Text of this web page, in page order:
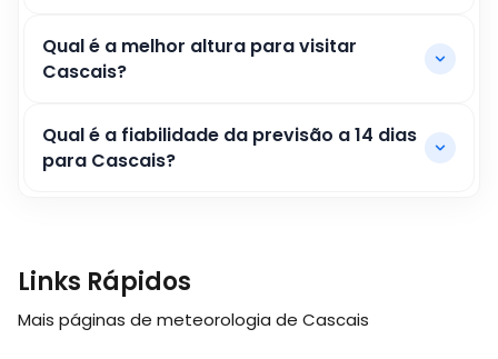
Qual é a melhor altura para visitar
Cascais?
Qual é a fiabilidade da previsão a 14 dias
para Cascais?
Links Rápidos
Mais páginas de meteorologia de Cascais